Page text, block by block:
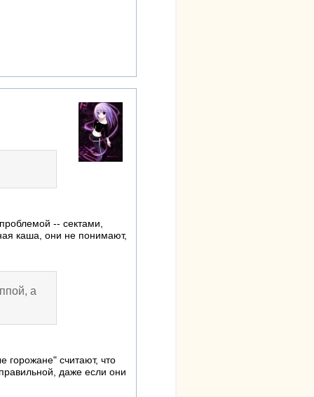
-- сектами,
каша, они не понимают,
а
считают, что
даже если они